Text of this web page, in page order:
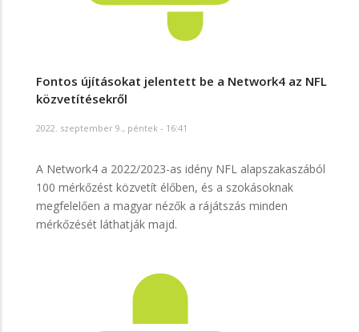
Fontos újításokat jelentett be a Network4 az NFL
közvetítésekről
2022. szeptember 9., péntek - 16:41
A Network4 a 2022/2023-as idény NFL alapszakaszából
100 mérkőzést közvetít élőben, és a szokásoknak
megfelelően a magyar nézők a rájátszás minden
mérkőzését láthatják majd.